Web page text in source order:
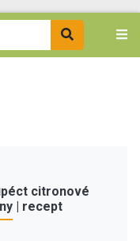
citronové
| recept